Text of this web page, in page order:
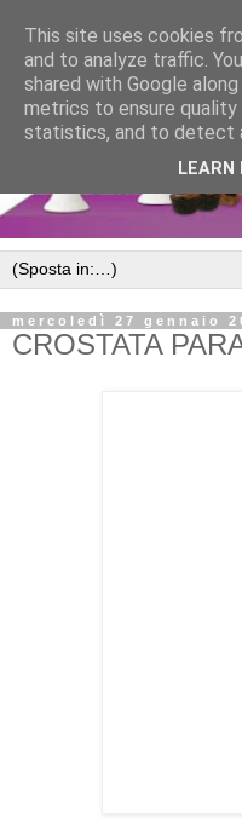
mercoledì 27 gennaio
CROSTATA
This site uses cookies
and to analyze traffic.
shared with Google
metrics to ensure
statistics, and to detect
LEARN